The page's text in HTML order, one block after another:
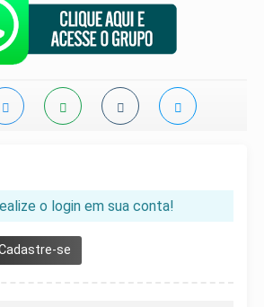
o login em sua conta!
se